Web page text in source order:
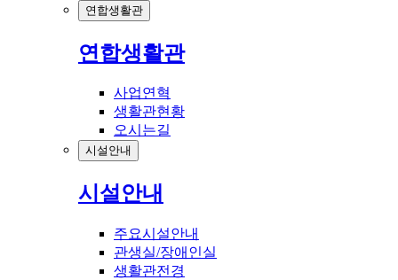
연합생활관
연합생활관
사업연혁
생활관현황
오시는길
시설안내
시설안내
주요시설안내
관생실/장애인실
생활관전경